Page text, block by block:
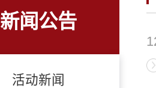
新闻公告
活动新闻